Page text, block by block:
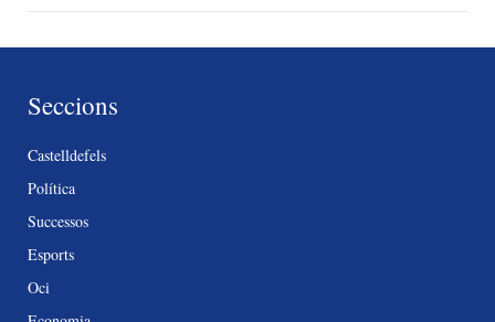
Seccions
Castelldefels
Política
Successos
Esports
Oci